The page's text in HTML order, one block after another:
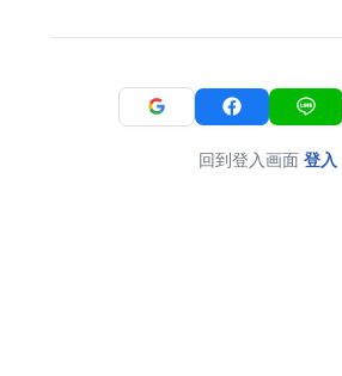
回到登入画面 登入